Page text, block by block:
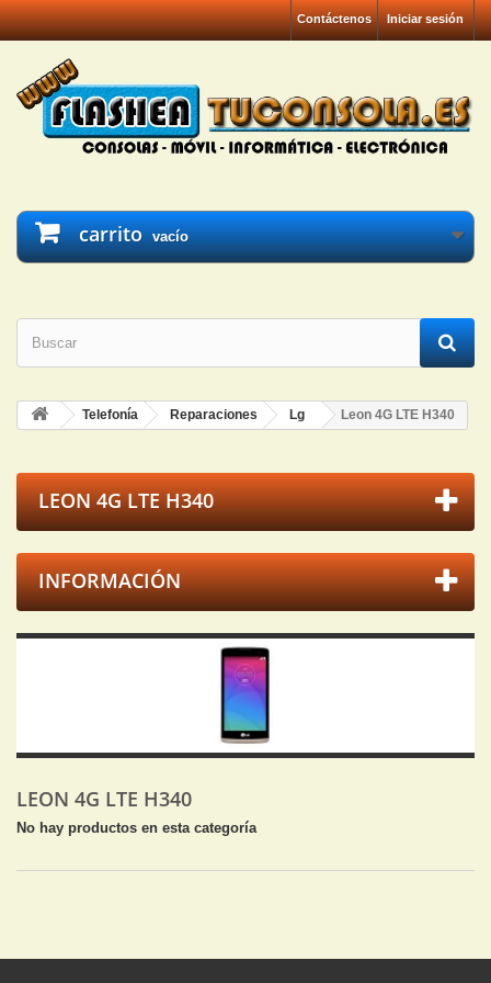
Iniciar sesión
Contáctenos
carrito vacío
Telefonía Reparaciones Lg Leon 4G LTE H340
LEON 4G LTE H340
INFORMACIÓN
LEON 4G LTE H340
No hay productos en esta categoría